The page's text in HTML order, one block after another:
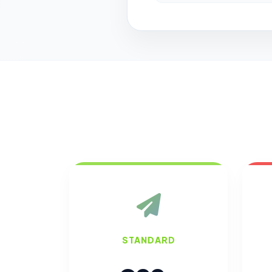
STANDARD